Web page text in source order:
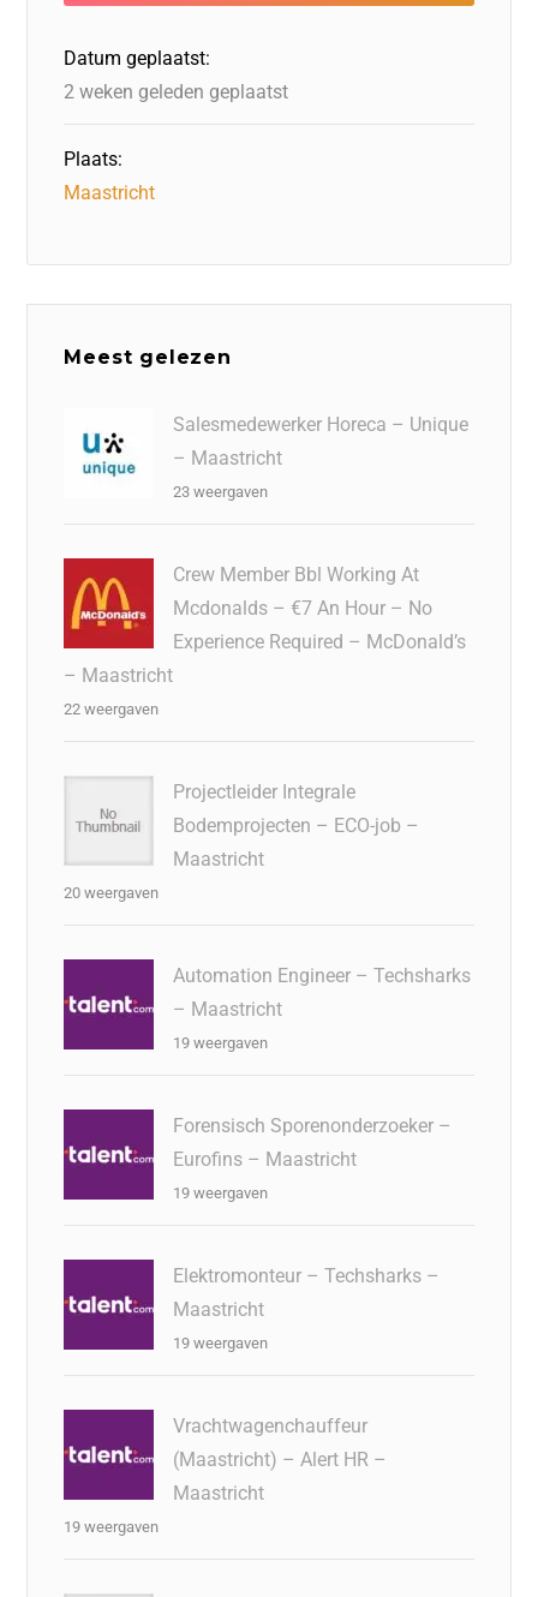
o
k
Datum geplaatst:
2 weken geleden geplaatst
Plaats:
Maastricht
Meest gelezen
Salesmedewerker Horeca – Unique
– Maastricht
23 weergaven
Crew Member Bbl Working At
Mcdonalds – €7 An Hour – No
Experience Required – McDonald’s
– Maastricht
22 weergaven
Projectleider Integrale
Bodemprojecten – ECO-job –
Maastricht
20 weergaven
Automation Engineer – Techsharks
– Maastricht
19 weergaven
Forensisch Sporenonderzoeker –
Eurofins – Maastricht
19 weergaven
Elektromonteur – Techsharks –
Maastricht
19 weergaven
Vrachtwagenchauffeur
(Maastricht) – Alert HR –
Maastricht
19 weergaven